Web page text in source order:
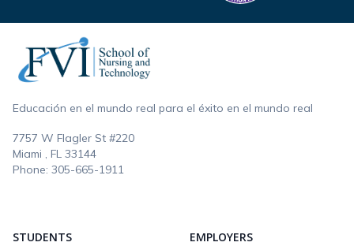
Educación en el mundo real para el éxito en el mundo real
7757 W Flagler St #220
Miami , FL 33144
Phone: 305-665-1911
STUDENTS EMPLOYERS